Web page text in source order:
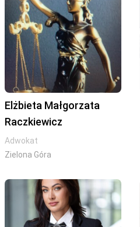
Elżbieta Małgorzata
Raczkiewicz
Adwokat
Zielona Góra